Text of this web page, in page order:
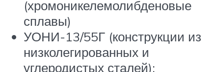
(хромоникелемолибденовые
сплавы)
УОНИ-13/55Г (конструкции из
низколегированных и
углеродистых сталей);